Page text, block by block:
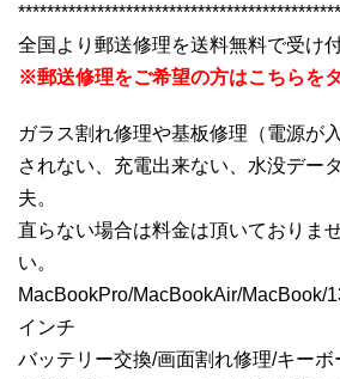
全国より郵送修理を送料無料で受け
※郵送修理をご希望の方はこちらを
ガラス割れ修理や基板修理（電源が
されない、充電出来ない、水没デー
夫。
直らない場合は料金は頂いておりま
い。
MacBookPro/MacBookAir/MacBook/
インチ
バッテリー交換/画面割れ修理/キーボ